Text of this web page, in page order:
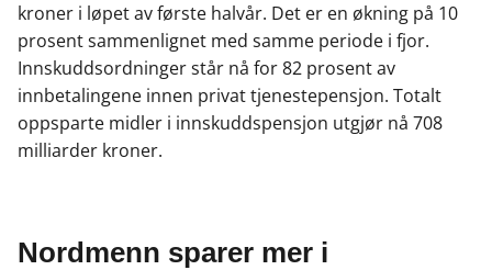
kroner i løpet av første halvår. Det er en økning på 10
prosent sammenlignet med samme periode i fjor.
Innskuddsordninger står nå for 82 prosent av
innbetalingene innen privat tjenestepensjon. Totalt
oppsparte midler i innskuddspensjon utgjør nå 708
milliarder kroner.
Nordmenn sparer mer i